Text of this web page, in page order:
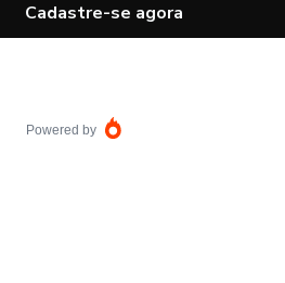
Cadastre-se agora
Powered by